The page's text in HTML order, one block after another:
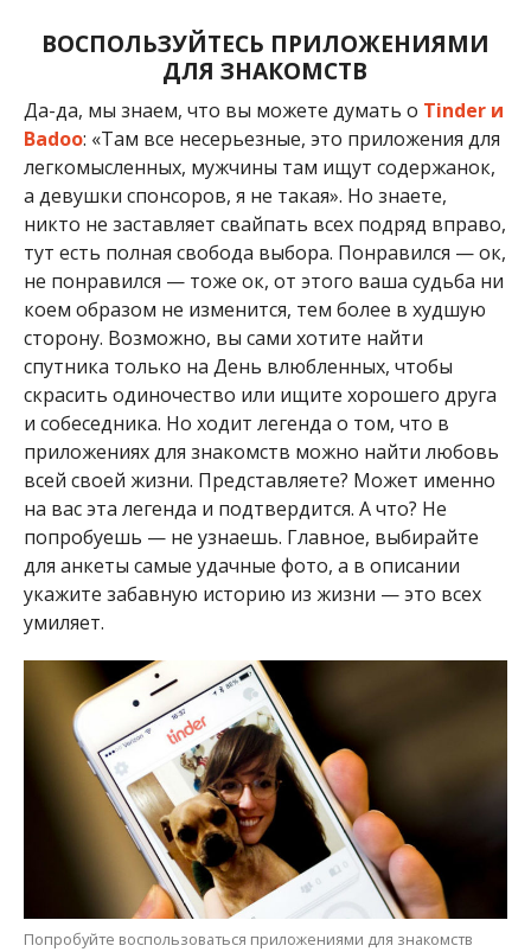
ВОСПОЛЬЗУЙТЕСЬ ПРИЛОЖЕНИЯМИ
ДЛЯ ЗНАКОМСТВ
Да-да, мы знаем, что вы можете думать о Tinder и
Badoo: «Там все несерьезные, это приложения для
легкомысленных, мужчины там ищут содержанок,
а девушки спонсоров, я не такая». Но знаете,
никто не заставляет свайпать всех подряд вправо,
тут есть полная свобода выбора. Понравился — ок,
не понравился — тоже ок, от этого ваша судьба ни
коем образом не изменится, тем более в худшую
сторону. Возможно, вы сами хотите найти
спутника только на День влюбленных, чтобы
скрасить одиночество или ищите хорошего друга
и собеседника. Но ходит легенда о том, что в
приложениях для знакомств можно найти любовь
всей своей жизни. Представляете? Может именно
на вас эта легенда и подтвердится. А что? Не
попробуешь — не узнаешь. Главное, выбирайте
для анкеты самые удачные фото, а в описании
укажите забавную историю из жизни — это всех
умиляет.
Попробуйте воспользоваться приложениями для знакомств